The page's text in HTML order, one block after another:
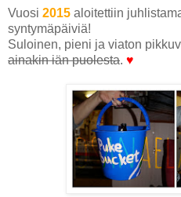
Vuosi 2015 aloitettiin
syntymäpäiviä!
Suloinen, pieni ja viaton
ainakin iän puolesta. ♥